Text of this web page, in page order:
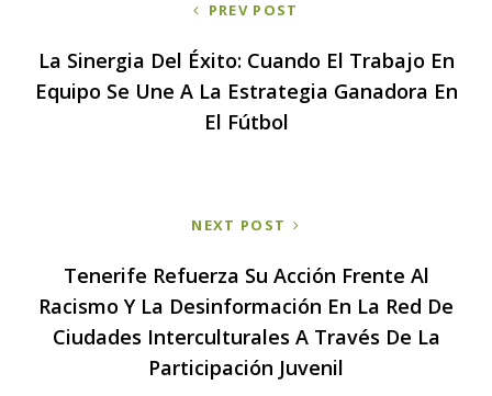
entradas
PREV POST
La Sinergia Del Éxito: Cuando El Trabajo En
Equipo Se Une A La Estrategia Ganadora En
El Fútbol
NEXT POST
Tenerife Refuerza Su Acción Frente Al
Racismo Y La Desinformación En La Red De
Ciudades Interculturales A Través De La
Participación Juvenil